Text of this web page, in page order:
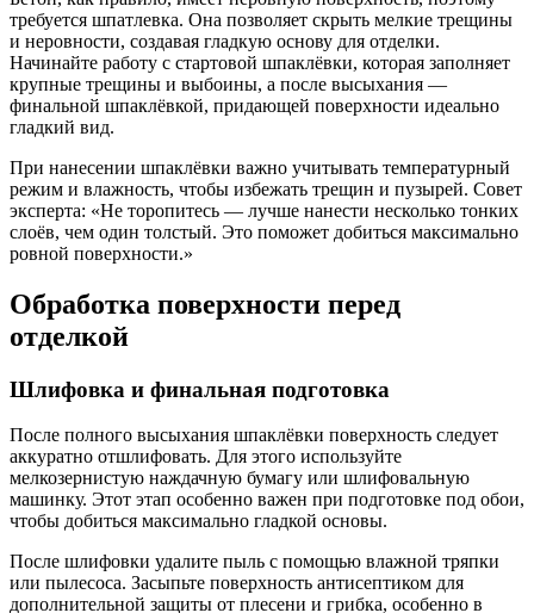
требуется шпатлевка. Она позволяет скрыть мелкие трещины
и неровности, создавая гладкую основу для отделки.
Начинайте работу с стартовой шпаклёвки, которая заполняет
крупные трещины и выбоины, а после высыхания —
финальной шпаклёвкой, придающей поверхности идеально
гладкий вид.
При нанесении шпаклёвки важно учитывать температурный
режим и влажность, чтобы избежать трещин и пузырей. Совет
эксперта: «Не торопитесь — лучше нанести несколько тонких
слоёв, чем один толстый. Это поможет добиться максимально
ровной поверхности.»
Обработка поверхности перед
отделкой
Шлифовка и финальная подготовка
После полного высыхания шпаклёвки поверхность следует
аккуратно отшлифовать. Для этого используйте
мелкозернистую наждачную бумагу или шлифовальную
машинку. Этот этап особенно важен при подготовке под обои,
чтобы добиться максимально гладкой основы.
После шлифовки удалите пыль с помощью влажной тряпки
или пылесоса. Засыпьте поверхность антисептиком для
дополнительной защиты от плесени и грибка, особенно в